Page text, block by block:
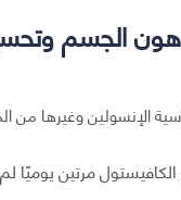
الجسم
وجدوا أن تناول 6 ميلي غرامات من